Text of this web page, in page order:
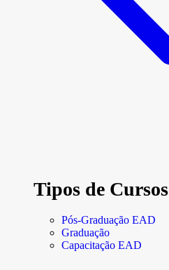
Tipos de Cursos
Pós-Graduação EAD
Graduação
Capacitação EAD